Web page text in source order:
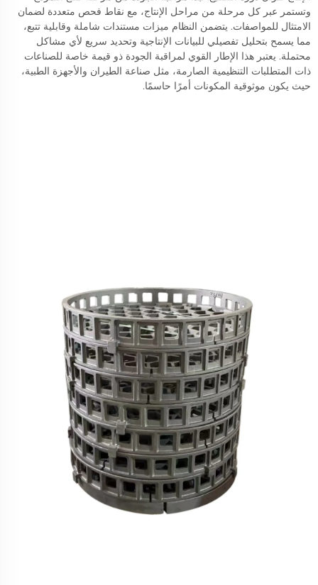
وتستمر عبر كل مرحلة من مراحل الإنتاج، مع نقاط فحص متعددة لضمان
الامتثال للمواصفات. يتضمن النظام ميزات مستندات شاملة وقابلية تتبع،
مما يسمح بتحليل تفصيلي للبيانات الإنتاجية وتحديد سريع لأي مشاكل
محتملة. يعتبر هذا الإطار القوي لمراقبة الجودة ذو قيمة خاصة للصناعات
ذات المتطلبات التنظيمية الصارمة، مثل صناعة الطيران والأجهزة الطبية،
حيث يكون موثوقية المكونات أمرًا حاسمًا.